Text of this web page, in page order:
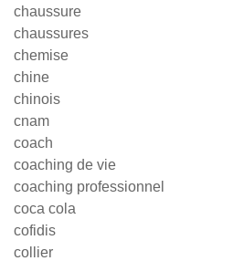
chaussure
chaussures
chemise
chine
chinois
cnam
coach
coaching de vie
coaching professionnel
coca cola
cofidis
collier